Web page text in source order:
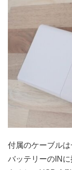
付属のケーブル
バッテリーのIN